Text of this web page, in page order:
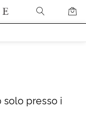
solo presso i